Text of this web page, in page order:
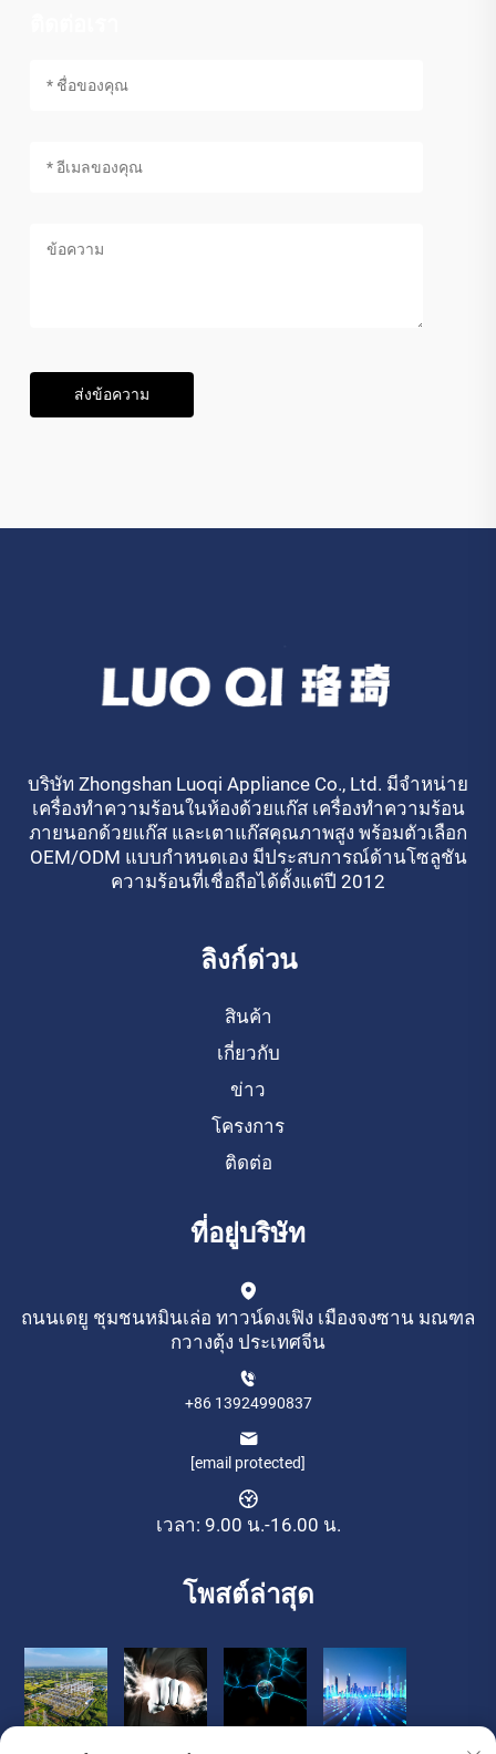
ส่งข้อความ
บริษัท Zhongshan Luoqi Appliance Co., Ltd. มีจำหน่าย
เครื่องทำความร้อนในห้องด้วยแก๊ส เครื่องทำความร้อน
ภายนอกด้วยแก๊ส และเตาแก๊สคุณภาพสูง พร้อมตัวเลือก
OEM/ODM แบบกำหนดเอง มีประสบการณ์ด้านโซลูชัน
ความร้อนที่เชื่อถือได้ตั้งแต่ปี 2012
ลิงก์ด่วน
สินค้า
เกี่ยวกับ
ข่าว
โครงการ
ติดต่อ
ที่อยู่บริษัท
ถนนเดยู ชุมชนหมินเล่อ ทาวน์ดงเฟิง เมืองจงซาน มณฑล
กวางตุ้ง ประเทศจีน
+86 13924990837
[email protected]
เวลา: 9.00 น.-16.00 น.
โพสต์ล่าสุด